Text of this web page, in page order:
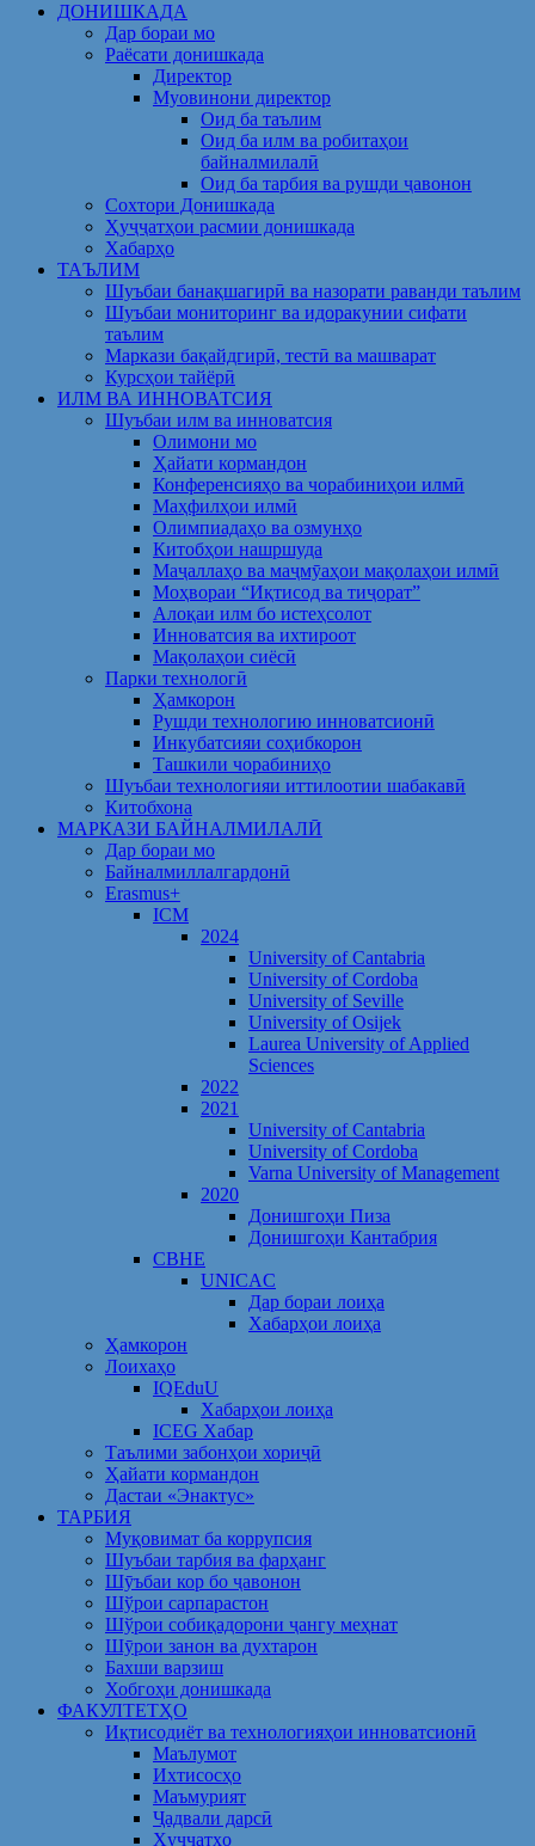
ДОНИШКАДА
Дар бораи мо
Раёсати донишкада
Директор
Муовинони директор
Оид ба таълим
Оид ба илм ва робитаҳои
байналмилалӣ
Оид ба тарбия ва рушди ҷавонон
Сохтори Донишкада
Ҳуҷҷатҳои расмии донишкада
Хабарҳо
ТАЪЛИМ
Шуъбаи банақшагирӣ ва назорати раванди таълим
Шуъбаи мониторинг ва идоракунии сифати
таълим
Маркази бақайдгирӣ, тестӣ ва машварат
Курсҳои тайёрӣ
ИЛМ ВА ИННОВАТСИЯ
Шуъбаи илм ва инноватсия
Олимони мо
Ҳайати кормандон
Конференсияҳо ва чорабиниҳои илмӣ
Маҳфилҳои илмӣ
Олимпиадаҳо ва озмунҳо
Китобҳои нашршуда
Маҷаллаҳо ва маҷмӯаҳои мақолаҳои илмӣ
Моҳвораи “Иқтисод ва тиҷорат”
Алоқаи илм бо истеҳсолот
Инноватсия ва ихтироот
Мақолаҳои сиёсӣ
Парки технологӣ
Ҳамкорон
Рушди технологию инноватсионӣ
Инкубатсияи соҳибкорон
Ташкили чорабиниҳо
Шуъбаи технологияи иттилоотии шабакавӣ
Китобхона
МАРКАЗИ БАЙНАЛМИЛАЛӢ
Дар бораи мо
Байналмиллалгардонӣ
Erasmus+
ICM
2024
University of Cantabria
University of Cordoba
University of Seville
University of Osijek
Laurea University of Applied
Sciences
2022
2021
University of Cantabria
University of Cordoba
Varna University of Management
2020
Донишгоҳи Пиза
Донишгоҳи Кантабрия
CBHE
UNICAC
Дар бораи лоиҳа
Хабарҳои лоиҳа
Ҳамкорон
Лоихаҳо
IQEduU
Хабарҳои лоиҳа
ICEG Хабар
Таълими забонҳои хориҷӣ
Ҳайати кормандон
Дастаи «Энактус»
ТАРБИЯ
Муқовимат ба коррупсия
Шуъбаи тарбия ва фарҳанг
Шӯъбаи кор бо ҷавонон
Шўрои сарпарастон
Шўрои собиқадорони ҷангу меҳнат
Шӯрои занон ва духтарон
Бахши варзиш
Хобгоҳи донишкада
ФАКУЛТЕТҲО
Иқтисодиёт ва технологияҳои инноватсионӣ
Маълумот
Ихтисосҳо
Маъмурият
Ҷадвали дарсӣ
Ҳуҷҷатҳо